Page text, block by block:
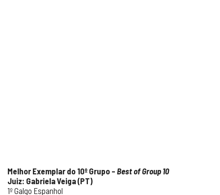
Melhor Exemplar do 10º Grupo – Best of Group 10
Juiz: Gabriela Veiga (PT)
1º Galgo Espanhol